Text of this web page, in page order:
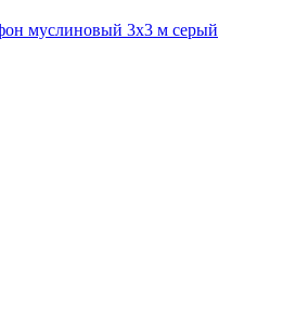
муслиновый 3x3 м серый